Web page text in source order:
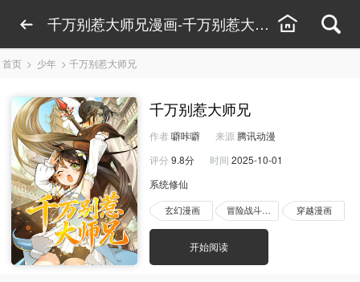
千万别惹大师兄漫画-千万别惹大师兄漫画免费
首页 > 少年 > 千万别惹大师兄
千万别惹大师兄
作者 噼咔噼 来源 腾讯动漫
评分 9.8分 时间 2025-10-01
系统修仙
玄幻漫画 冒险战斗漫画 穿越漫画
开始阅读